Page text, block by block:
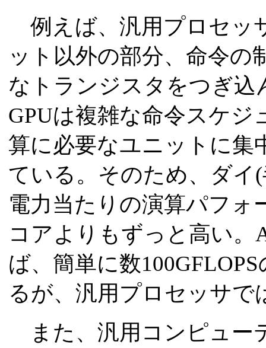
例えば、汎用プロセッ
ット以外の部分、命令の
なトランジスタをつぎ
GPUは複雑な命令スケ
算に必要なユニットに集
ている。そのため、ダイ
電力当たりの演算パフォ
コアよりもずっと高い。
ば、簡単に数
るが、汎用プロセッサで
また、汎用コンピュー